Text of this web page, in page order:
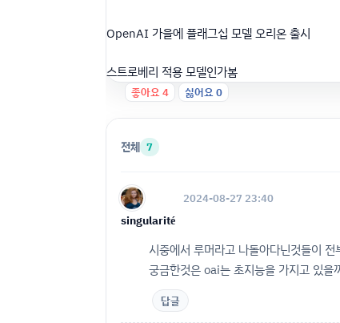
OpenAI 가을에 플래그십 모델 오리온 출시
스트로베리 적용 모델인가봄
좋아요4 싫어요0
전체 7
singularité
2024-08-27 23:40
시중에서 루머라고 나돌아다닌것들이
궁금한것은 oai는 초지능을 가지고 있을
답글